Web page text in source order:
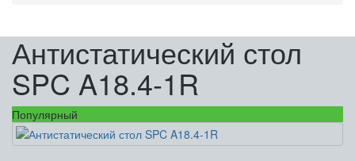
Антистатический стол
SPC A18.4-1R
Популярный